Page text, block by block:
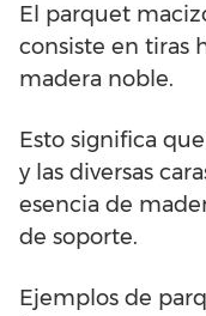
El parquet
consiste en tiras
madera noble.
Esto significa
y las diversas
esencia de
de soporte.
Ejemplos de